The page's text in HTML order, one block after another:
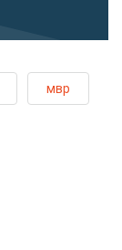
мвр